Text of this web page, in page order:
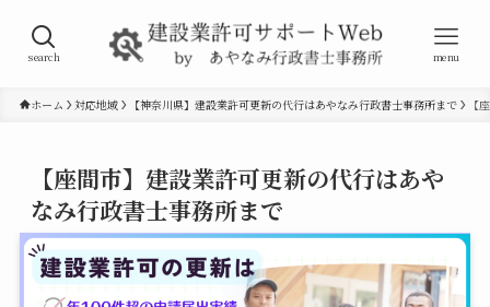
search menu
ホーム 対応地域 【神奈川県】建設業許可更新の代行はあやなみ行政書士事務所まで 【
【座間市】建設業許可更新の代行はあや
なみ行政書士事務所まで